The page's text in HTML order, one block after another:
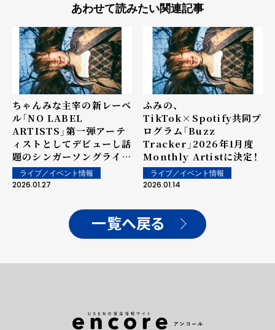
あわせて読みたい関連記事
ちゃんみな主宰の新レーベ
ル「NO LABEL
ARTISTS」第一弾アーテ
ィストとしてデビューし話
題のシンガーソングライタ
ー・ふみの、渋谷でサプラ
イズ路上ライブを敢行！前
アコースティックPVも公
ライブ／イベント情報
2026.01.27
ふみの、
TikTok×Spotify共同プ
ログラム「Buzz
Tracker」2026年1月度
Monthly Artistに決定！
ライブ／イベント情報
2026.01.14
一覧へ戻る